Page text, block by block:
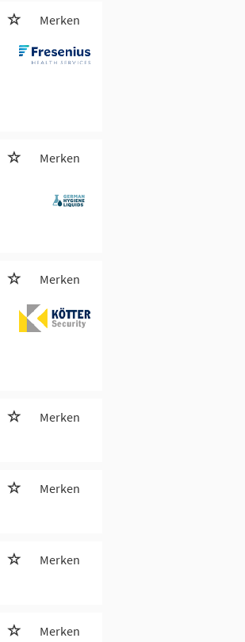
Merken
Merken
Merken
Merken
Merken
Merken
Merken